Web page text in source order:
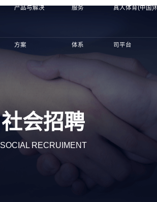
产品与解决
方案
服务
体系
真人体育(中国)
司平台
社会招聘
SOCIAL RECRUIMENT